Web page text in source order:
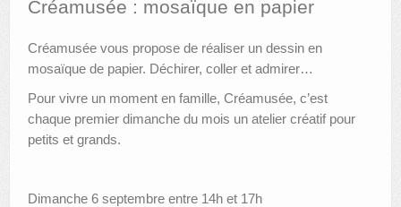
ANIMATIONS DES MUSÉES
PUBLICATIONS
LES APPELS À PROJETS
Créamusée : mosaïque en papier
Créamusée vous propose de réaliser un dessin en
mosaïque de papier. Déchirer, coller et admirer…
Pour vivre un moment en famille, Créamusée, c’est
chaque premier dimanche du mois un atelier créatif pour
petits et grands.
Dimanche 6 septembre entre 14h et 17h